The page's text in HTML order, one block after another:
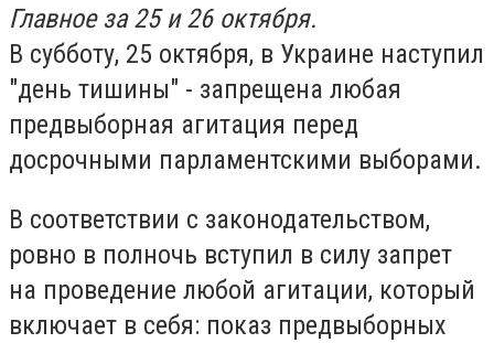
Главное за 25 и 26 октября.
В субботу, 25 октября, в Украине наступил
"день тишины" - запрещена любая
предвыборная агитация перед
досрочными парламентскими выборами.
В соответствии с законодательством,
ровно в полночь вступил в силу запрет
на проведение любой агитации, который
включает в себя: показ предвыборных